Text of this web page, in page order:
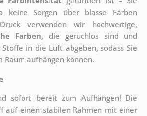
keine Sorgen über blasse Farben
verwenden wir hochwertige,
Farben, die geruchlos sind und
in die Luft abgeben, sodass Sie
Raum aufhängen können.
sofort bereit zum Aufhängen! Die
auf einen stabilen Rahmen mit einer